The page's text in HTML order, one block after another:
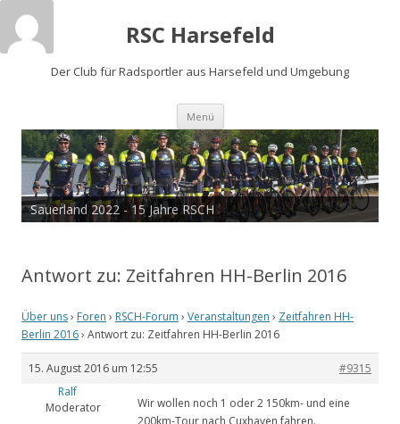
RSC Harsefeld
Der Club für Radsportler aus Harsefeld und Umgebung
Menü Zum
springen
Sauerland 2022 - 15 Jahre RSCH
Antwort zu: Zeitfahren HH-Berlin 2016
Über uns› Foren › RSCH-Forum › Veranstaltungen › Zeitfahren HH-
Berlin 2016› Antwort zu: Zeitfahren HH-Berlin 2016
15. August 2016 um 12:55
#9315
Ralf
Moderator
Wir wollen noch 1 oder 2 150km- und eine